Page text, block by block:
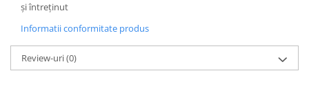
și întreținut
Informatii conformitate produs
Review-uri(0)